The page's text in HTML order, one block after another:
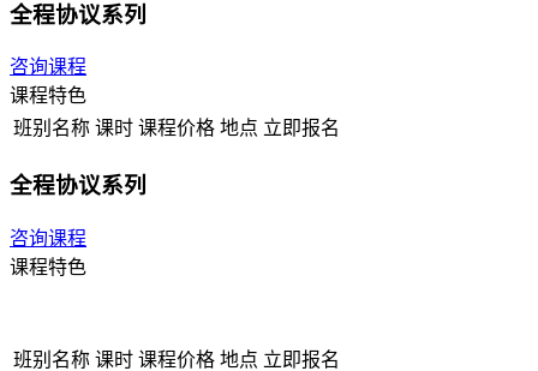
全程协议系列
咨询课程
课程特色
班别名称 课时 课程价格 地点 立即报名
全程协议系列
咨询课程
课程特色
班别名称 课时 课程价格 地点 立即报名